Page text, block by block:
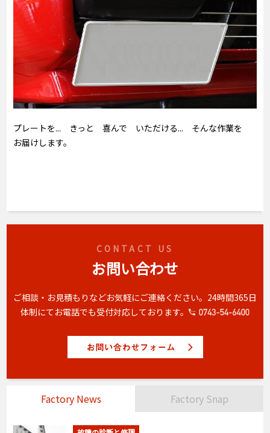
プレートを... きっと 喜んで いただける... そんな作業を
お届けします。
CONTACT US
お問い合わせ
ご相談・お見積もりなどお気軽にご連絡ください。 24時間365日
体制にてお電話でも受付対応しております。
Factory News Factory Snap